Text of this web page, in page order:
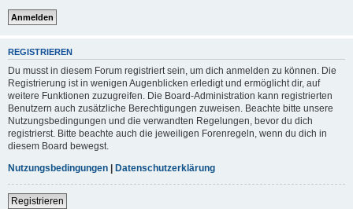
REGISTRIEREN
Du musst in diesem Forum registriert sein, um dich anmelden zu können. Die
Registrierung ist in wenigen Augenblicken erledigt und ermöglicht dir, auf
weitere Funktionen zuzugreifen. Die Board-Administration kann registrierten
Benutzern auch zusätzliche Berechtigungen zuweisen. Beachte bitte unsere
Nutzungsbedingungen und die verwandten Regelungen, bevor du dich
registrierst. Bitte beachte auch die jeweiligen Forenregeln, wenn du dich in
diesem Board bewegst.
Nutzungsbedingungen | Datenschutzerklärung
Registrieren